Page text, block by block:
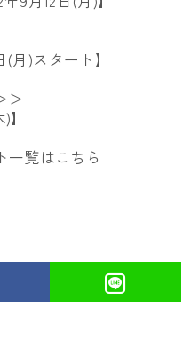
月)スタート】
＞
一覧はこちら